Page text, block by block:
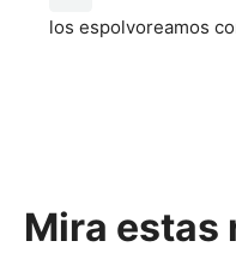
los espolvoreamos
Mira estas